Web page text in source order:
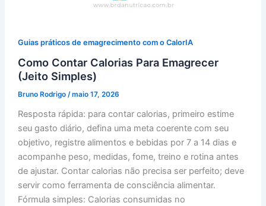
Guias práticos de emagrecimento com o CalorIA
Como Contar Calorias Para Emagrecer
(Jeito Simples)
Bruno Rodrigo /maio 17, 2026
Resposta rápida: para contar calorias, primeiro estime
seu gasto diário, defina uma meta coerente com seu
objetivo, registre alimentos e bebidas por 7 a 14 dias e
acompanhe peso, medidas, fome, treino e rotina antes
de ajustar. Contar calorias não precisa ser perfeito; deve
servir como ferramenta de consciência alimentar.
Fórmula simples: Calorias consumidas no